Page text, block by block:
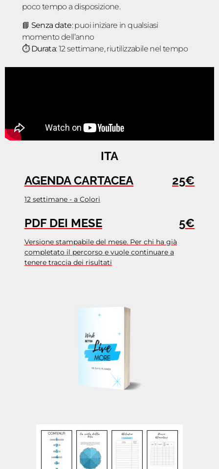
poco tempo a disposizione.
📘 Senza date: puoi iniziare in qualsiasi
momento dell’anno
⏱️ Durata: 12 settimane, riutilizzabile nel tempo
ITA
AGENDA CARTACEA
25€
12 settimane - a Colori
PDF DEI MESE 5€
Versione stampabile del mese. Per chi ha già
completato il percorso e vuole continuare a
tenere traccia dei risultati